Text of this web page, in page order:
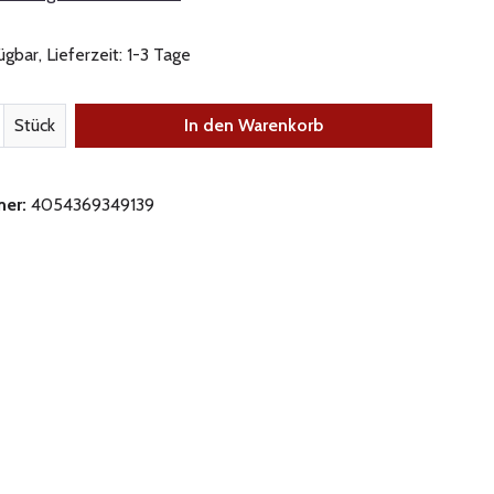
Lieferzeit: 1-3 Tage
Gib den gewünschten Wert ein oder
Stück In den Warenkorb
4054369349139